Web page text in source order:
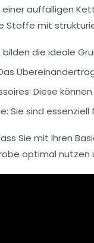
auffälligen
Stoffe mit
bilden die ideale
: Diese
: Sie sind essenziell
Sie mit Ihren
optimal